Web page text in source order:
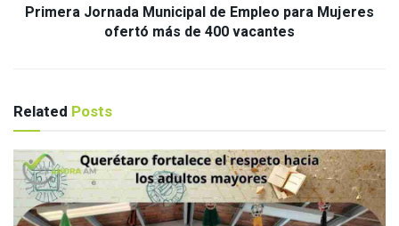
Primera Jornada Municipal de Empleo para Mujeres
ofertó más de 400 vacantes
Related Posts